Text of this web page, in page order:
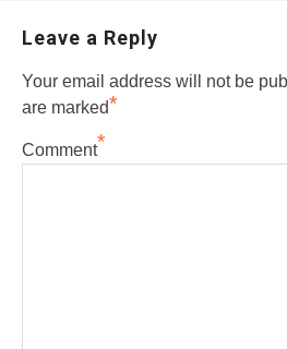
Leave a Reply
Your email address will not be
are marked*
Comment*